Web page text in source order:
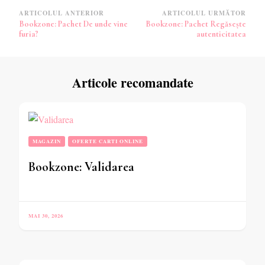
Navigare
în
ARTICOLUL ANTERIOR
Bookzone: Pachet De unde vine
furia?
ARTICOLUL URMĂTOR
Bookzone: Pachet Regăsește
autenticitatea
Articole recomandate
MAGAZIN OFERTE CARTI ONLINE
Bookzone: Validarea
MAI 30, 2026